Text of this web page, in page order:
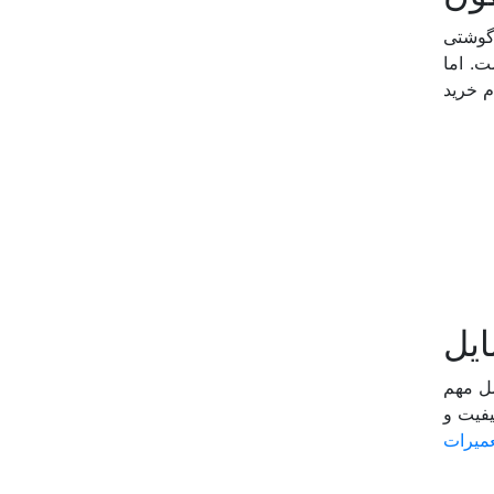
اما
خرید
مهم
و